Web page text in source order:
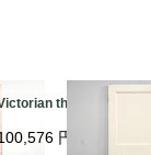
thick Panel
円